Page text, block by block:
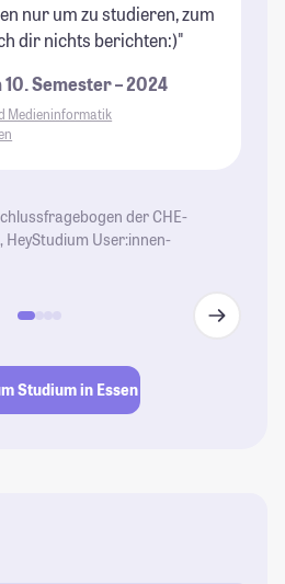
nur um zu studieren, zum
dir nichts berichten:)"
Semester – 2024
Medieninformatik
der CHE-
User:innen-
Studium in Essen